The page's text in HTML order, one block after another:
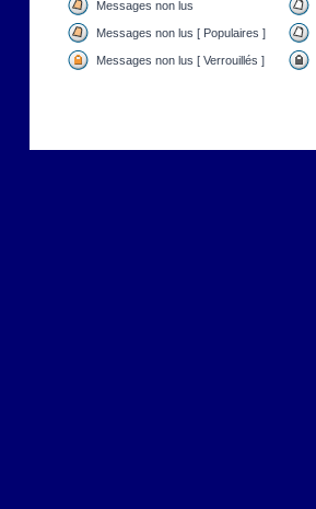
Messages non lus
Messages non lus [ Populaires ]
Messages non lus [ Verrouillés ]